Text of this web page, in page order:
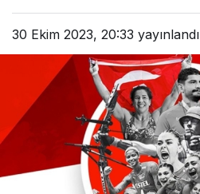
30 Ekim 2023, 20:33 yayınlandı